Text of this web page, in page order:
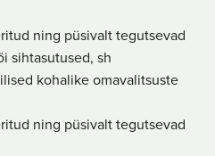
ning püsivalt tegutsevad
sihtasutused, sh
kohalike omavalitsuste
ning püsivalt tegutsevad